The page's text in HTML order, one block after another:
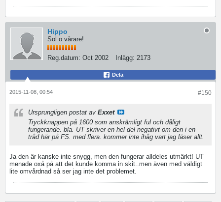
Hippo
Sol o vårare!
Reg.datum: Oct 2002 Inlägg: 2173
Dela
#150
2015-11-08, 00:54
Ursprungligen postat av Exxet
Tryckknappen på 1600 som anskrämligt ful och dåligt
fungerande. bla. UT skriver en hel del negativt om den i en
tråd här på FS. med flera. kommer inte ihåg vart jag läser allt.
Ja den är kanske inte snygg, men den fungerar alldeles utmärkt! UT
menade oxå på att det kunde komma in skit..men även med väldigt
lite omvårdnad så ser jag inte det problemet.